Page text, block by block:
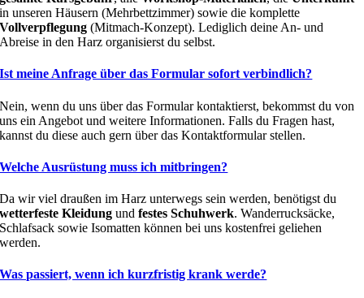
in unseren Häusern (Mehrbettzimmer) sowie die komplette
Vollverpflegung (Mitmach-Konzept). Lediglich deine An- und
Abreise in den Harz organisierst du selbst.
Ist meine Anfrage über das Formular sofort verbindlich?
Nein, wenn du uns über das Formular kontaktierst, bekommst du von
uns ein Angebot und weitere Informationen. Falls du Fragen hast,
kannst du diese auch gern über das Kontaktformular stellen.
Welche Ausrüstung muss ich mitbringen?
Da wir viel draußen im Harz unterwegs sein werden, benötigst du
wetterfeste Kleidung undfestes Schuhwerk. Wanderrucksäcke,
Schlafsack sowie Isomatten können bei uns kostenfrei geliehen
werden.
Was passiert, wenn ich kurzfristig krank werde?